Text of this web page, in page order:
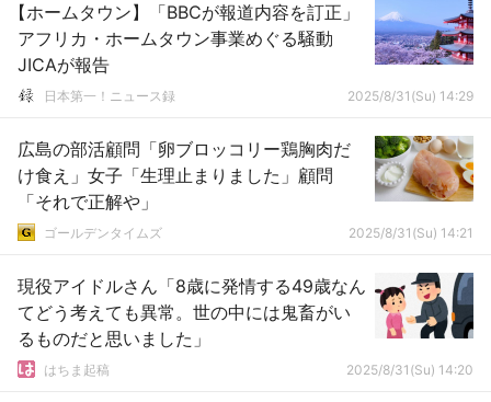
【ホームタウン】「BBCが報道内容を訂正」
アフリカ・ホームタウン事業めぐる騒動
JICAが報告
日本第一！ニュース録 2025/8/31(Su) 14:29
広島の部活顧問「卵ブロッコリー鶏胸肉だ
け食え」女子「生理止まりました」顧問
「それで正解や」
ゴールデンタイムズ 2025/8/31(Su) 14:21
現役アイドルさん「8歳に発情する49歳なん
てどう考えても異常。世の中には鬼畜がい
るものだと思いました」
はちま起稿 2025/8/31(Su) 14:20